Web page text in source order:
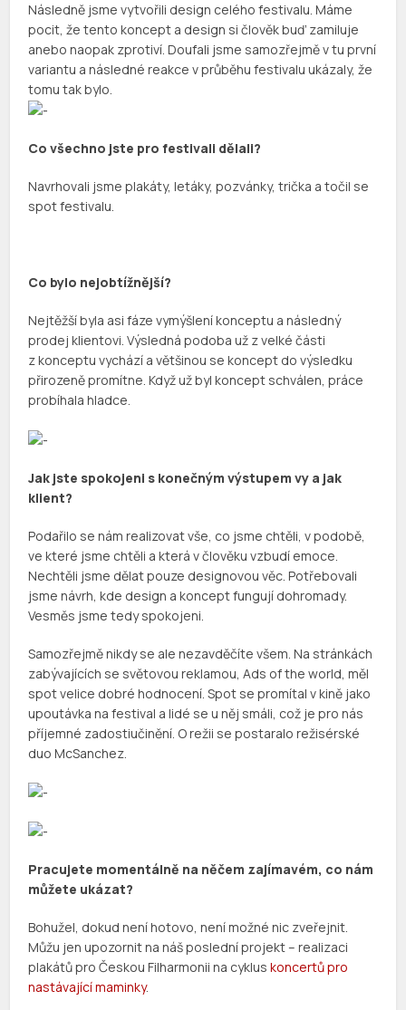
Následně jsme vytvořili design celého festivalu. Máme
pocit, že tento koncept a design si člověk buď zamiluje
anebo naopak zprotiví. Doufali jsme samozřejmě v tu první
variantu a následné reakce v průběhu festivalu ukázaly, že
tomu tak bylo.
Co všechno jste pro festivali dělali?
Navrhovali jsme plakáty, letáky, pozvánky, trička a točil se
spot festivalu.
Co bylo nejobtížnější?
Nejtěžší byla asi fáze vymýšlení konceptu a následný
prodej klientovi. Výsledná podoba už z velké části
z konceptu vychází a většinou se koncept do výsledku
přirozeně promítne. Když už byl koncept schválen, práce
probíhala hladce.
Jak jste spokojeni s konečným výstupem vy a jak
klient?
Podařilo se nám realizovat vše, co jsme chtěli, v podobě,
ve které jsme chtěli a která v člověku vzbudí emoce.
Nechtěli jsme dělat pouze designovou věc. Potřebovali
jsme návrh, kde design a koncept fungují dohromady.
Vesměs jsme tedy spokojeni.
Samozřejmě nikdy se ale nezavděčíte všem. Na stránkách
zabývajících se světovou reklamou, Ads of the world, měl
spot velice dobré hodnocení. Spot se promítal v kině jako
upoutávka na festival a lidé se u něj smáli, což je pro nás
příjemné zadostiučinění. O režii se postaralo režisérské
duo McSanchez.
Pracujete momentálně na něčem zajímavém, co nám
můžete ukázat?
Bohužel, dokud není hotovo, není možné nic zveřejnit.
Můžu jen upozornit na náš poslední projekt – realizaci
plakátů pro Českou Filharmonii na cykluskoncertů pro
nastávající maminky.